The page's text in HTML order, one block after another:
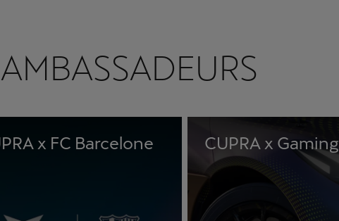
x FC Barcelone CUPRA x Gaming